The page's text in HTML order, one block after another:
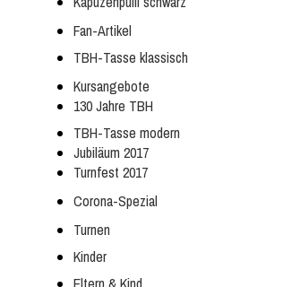
Fan-Artikel
TBH-Tasse klassisch
Kursangebote
130 Jahre TBH
TBH-Tasse modern
Jubiläum 2017
Turnfest 2017
Corona-Spezial
Turnen
Kinder